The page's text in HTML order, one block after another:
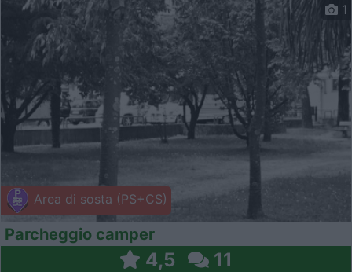
Area di sosta (PS+CS)
1
Parcheggio camper
4,5 11